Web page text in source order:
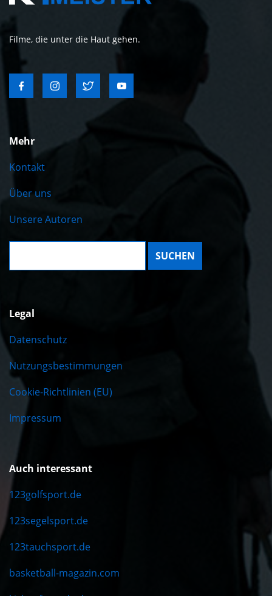
Filme, die unter die Haut gehen.
Mehr
Kontakt
Über uns
Unsere Autoren
Suche:
Legal
Datenschutz
Nutzungsbestimmungen
Cookie-Richtlinien (EU)
Impressum
Auch interessant
123golfsport.de
123segelsport.de
123tauchsport.de
basketball-magazin.com